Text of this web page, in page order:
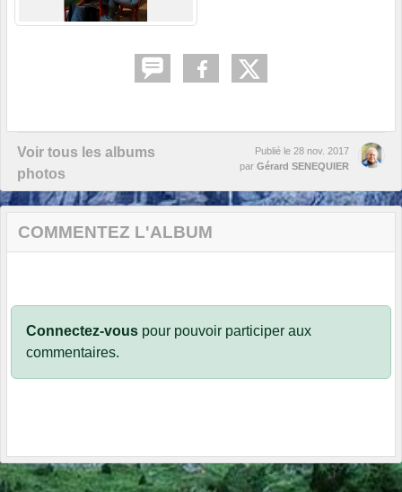
Voir tous les albums
photos
Publié le 28 nov. 2017
par Gérard SENEQUIER
COMMENTEZ L'ALBUM
Connectez-vous pour pouvoir participer aux
commentaires.